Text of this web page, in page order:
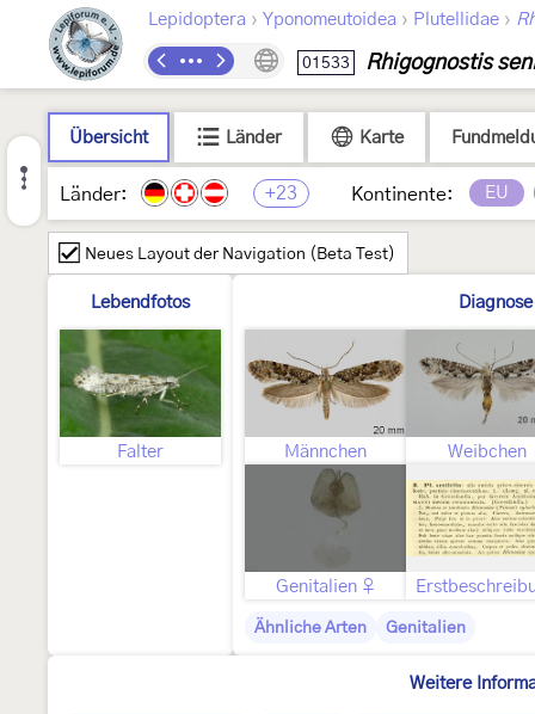
Lepidoptera › Yponomeutoidea › Plutellidae ›
01533 Rhigognostis
Übersicht Länder Karte
Länder: +23 Kontinente: EU
Neues Layout der Navigation (Beta Test)
Lebendfotos
Falter
Diagnose
Männchen Weibchen
Genitalien ♀
Ähnliche Arten Genitalien
Weitere